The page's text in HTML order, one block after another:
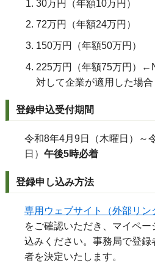
30万円（年額10万円）
72万円（年額24万円）
150万円（年額50万円）
225万円（年額75万円）
対して企業が適用した場合
登録申込受付期間
令和8年4月9日（木曜日）～
日） 午後5時必着
登録申し込み方法
専用ウェブサイト（外部リン
をご確認いただき、マイペ
込みください。事務局で登
者を決定いたします。